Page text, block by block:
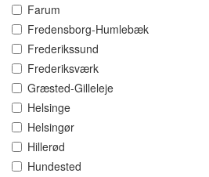
Farum
Fredensborg-Humlebæk
Frederikssund
Frederiksværk
Græsted-Gilleleje
Helsinge
Helsingør
Hillerød
Hundested